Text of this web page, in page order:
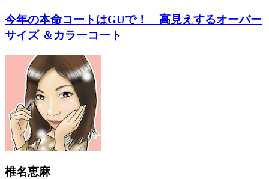
今年の本命コートはGUで！ 高見えするオーバー
サイズ ＆カラーコート
椎名恵麻